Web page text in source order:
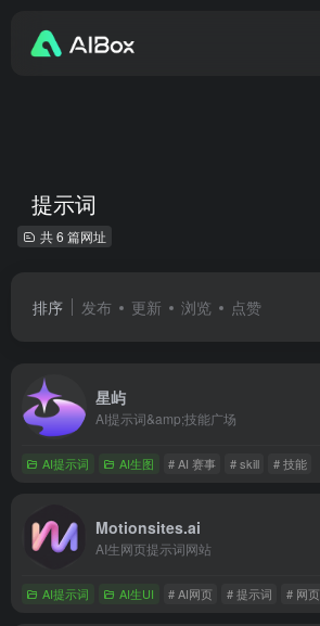
提示词
共 6 篇网址
排序 发布 更新 浏览 点赞
星屿
AI提示词&amp;技能广场
AI提示词 AI生图 # AI 赛事 # skill # 技能
Motionsites.ai
AI生网页提示词网站
AI提示词 AI生UI # AI网页 # 提示词 # 网页